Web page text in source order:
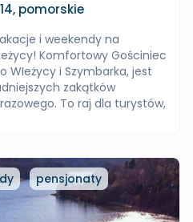
pomorskie
i weekendy na
Komfortowy Gościniec
WIeżycy i Szymbarka, jest
zakątków
To raj dla turystów,
pensjonaty